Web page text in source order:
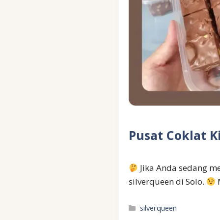
Pusat Coklat
Jika Anda sedang
silverqueen di Solo.
Kategori
silverqueen